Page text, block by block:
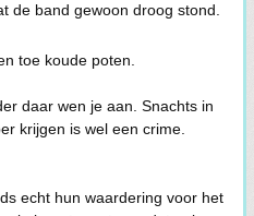
de band gewoon droog stond.
toe koude poten.
daar wen je aan. Snachts in
krijgen is wel een crime.
echt hun waardering voor het